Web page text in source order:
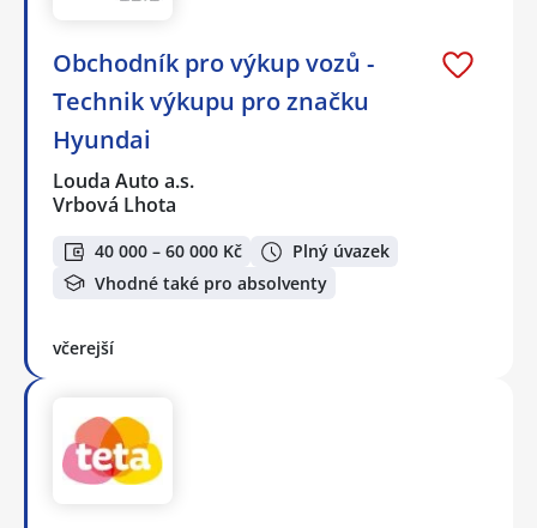
Obchodník pro výkup vozů -
Technik výkupu pro značku
Hyundai
Louda Auto a.s.
Vrbová Lhota
40 000 – 60 000 Kč
Plný úvazek
Vhodné také pro absolventy
včerejší